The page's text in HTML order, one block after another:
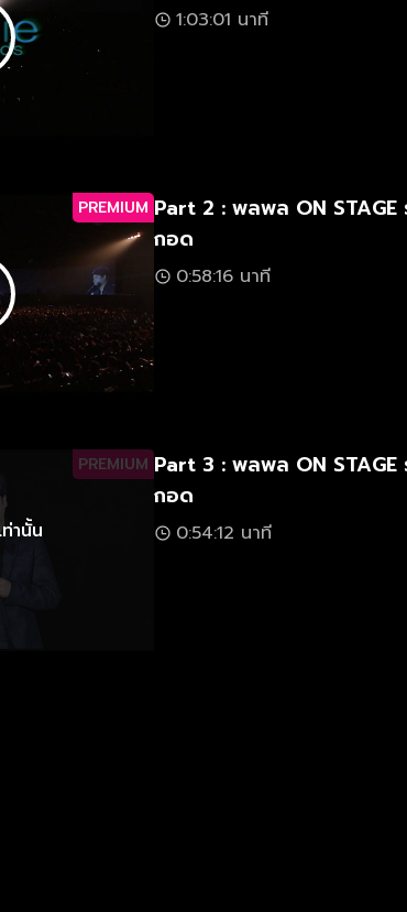
1:03:01 นาที
PREMIUM Part 2 : พลพล ON
กอด
0:58:16 นาที
PREMIUM
านั้น
Part 3 : พลพล ON
กอด
0:54:12 นาที